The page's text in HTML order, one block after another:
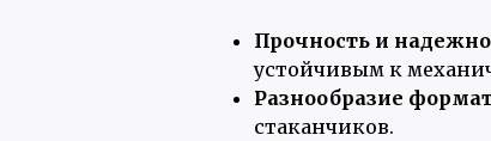
Прочность и
устойчивым к
Разнообразие
стаканчиков.